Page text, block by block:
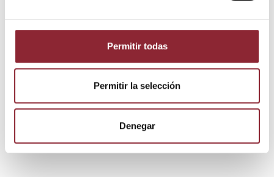
Permitir todas
Permitir la selección
Denegar
DESCUBRE NUESTRA TIENDA FÍSICA